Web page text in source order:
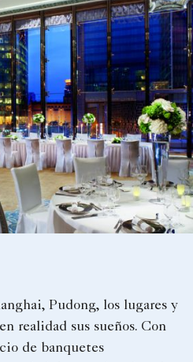
Pudong, los lugares y
realidad sus sueños. Con
de banquetes